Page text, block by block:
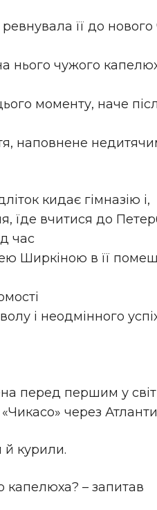
її до нового
нього чужого
моменту, наче
наповнене
кидає гімназію і,
їде вчитися до
час
Ширкіною в її
і неодмінного
перед першим у
через
й курили.
– запитав